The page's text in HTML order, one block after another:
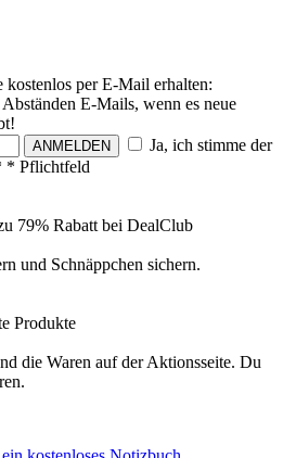
per E-Mail erhalten:
E-Mails, wenn es neue
ANMELDEN
Ja, ich stimme der
* Pflichtfeld
79% Rabatt bei DealClub
und Schnäppchen sichern.
Produkte
die Waren auf der Aktionsseite. Du